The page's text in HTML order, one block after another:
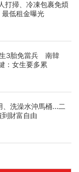
打掃、冷凍包裹免煩
低租金曝光
3胎免當兵 南韓
：女生要多累
、洗澡水沖馬桶...二
財富自由